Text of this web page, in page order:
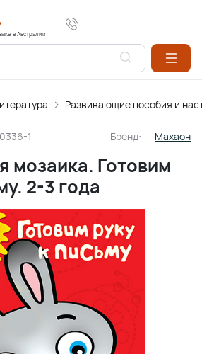
в Австралии
Развивающие пособия и
1 Бренд: Махаон
мозаика. Готовим
2-3 года